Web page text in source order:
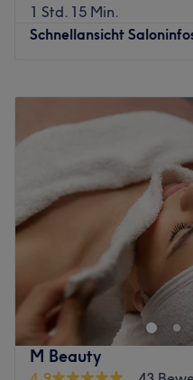
1 Std. 15 Min.
Schnellansicht
Mittwoch
Samstag
Sonntag
Ob Pflege oder im Kampf
Kosmetikstudio Zeitraum
am Main ist man an der
Kosmetikangebot des
professionelle
petto. Grund genug sich
M Beauty